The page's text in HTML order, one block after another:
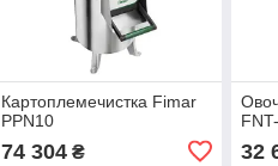
Картоплемечистка Fimar
PPN10
74 304₴ 32